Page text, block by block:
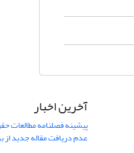
آخرین اخبار
پیشینه فصلنامه
عدم دریافت مقاله جدید